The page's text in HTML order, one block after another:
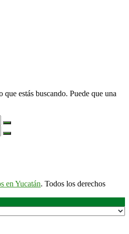
que estás buscando. Puede que una
en Yucatán. Todos los derechos